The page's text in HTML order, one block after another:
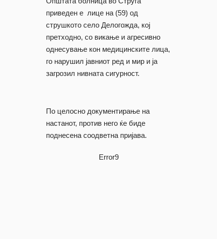
приведен е лице на (59) од
струшкото село Делогожда, кој
претходно, со викање и агресивно
однесување кон медицинските лица,
го нарушил јавниот ред и мир и ја
загрозил нивната сигурност.
По целосно документирање на
настанот, против него ќе биде
поднесена соодветна пријава.
Error9